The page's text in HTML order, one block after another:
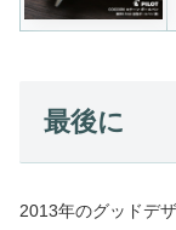
最後に
2013年のグッドデ